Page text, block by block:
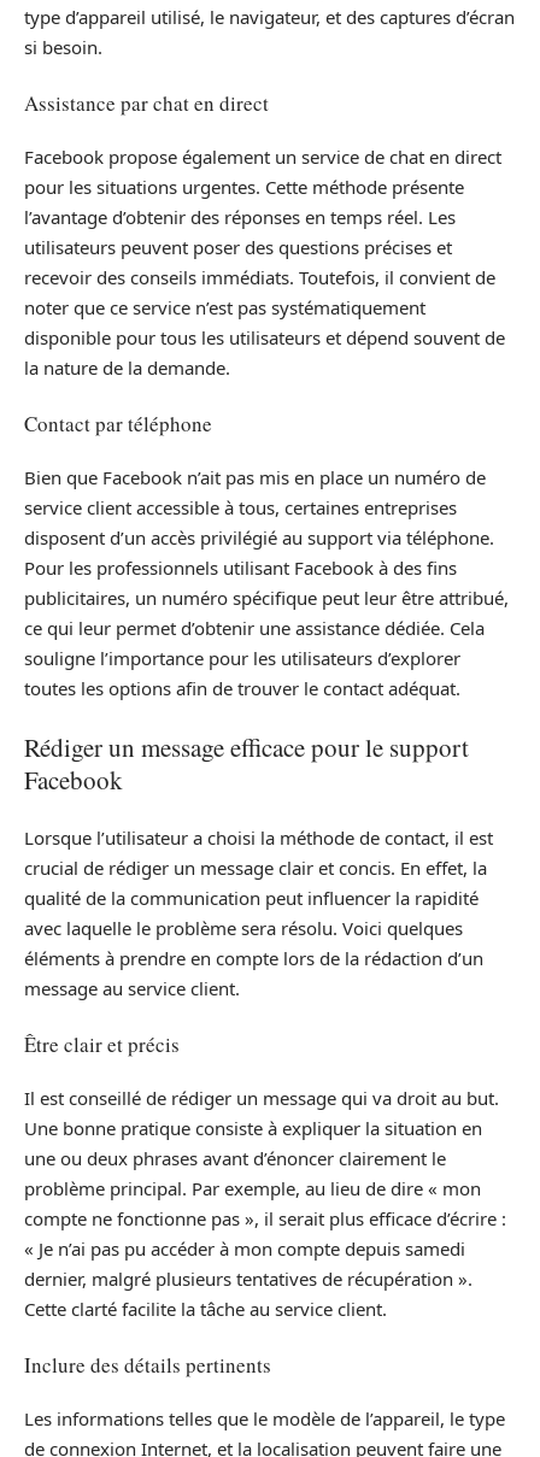
type d’appareil utilisé, le navigateur, et des captures d’écran
si besoin.
Assistance par chat en direct
Facebook propose également un service de chat en direct
pour les situations urgentes. Cette méthode présente
l’avantage d’obtenir des réponses en temps réel. Les
utilisateurs peuvent poser des questions précises et
recevoir des conseils immédiats. Toutefois, il convient de
noter que ce service n’est pas systématiquement
disponible pour tous les utilisateurs et dépend souvent de
la nature de la demande.
Contact par téléphone
Bien que Facebook n’ait pas mis en place un numéro de
service client accessible à tous, certaines entreprises
disposent d’un accès privilégié au support via téléphone.
Pour les professionnels utilisant Facebook à des fins
publicitaires, un numéro spécifique peut leur être attribué,
ce qui leur permet d’obtenir une assistance dédiée. Cela
souligne l’importance pour les utilisateurs d’explorer
toutes les options afin de trouver le contact adéquat.
Rédiger un message efficace pour le support
Facebook
Lorsque l’utilisateur a choisi la méthode de contact, il est
crucial de rédiger un message clair et concis. En effet, la
qualité de la communication peut influencer la rapidité
avec laquelle le problème sera résolu. Voici quelques
éléments à prendre en compte lors de la rédaction d’un
message au service client.
Être clair et précis
Il est conseillé de rédiger un message qui va droit au but.
Une bonne pratique consiste à expliquer la situation en
une ou deux phrases avant d’énoncer clairement le
problème principal. Par exemple, au lieu de dire « mon
compte ne fonctionne pas », il serait plus efficace d’écrire :
« Je n’ai pas pu accéder à mon compte depuis samedi
dernier, malgré plusieurs tentatives de récupération ».
Cette clarté facilite la tâche au service client.
Inclure des détails pertinents
Les informations telles que le modèle de l’appareil, le type
de connexion Internet, et la localisation peuvent faire une